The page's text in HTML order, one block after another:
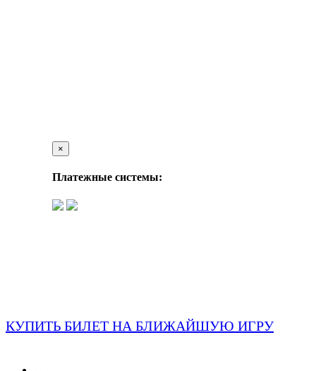
×
Платежные системы:
КУПИТЬ БИЛЕТ НА БЛИЖАЙШУЮ ИГРУ